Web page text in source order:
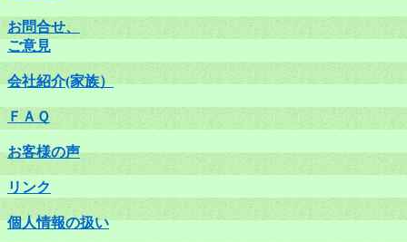
お問合せ、
ご意見
会社紹介(家族）
ＦＡＱ
お客様の声
リンク
個人情報の扱い